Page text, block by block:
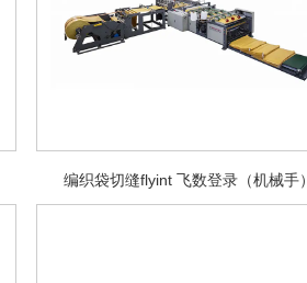
编织袋切缝flyint 飞数登录（机械手）